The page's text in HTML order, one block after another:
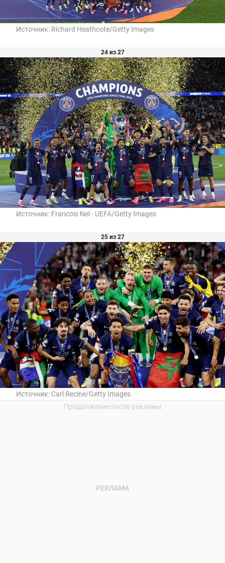
Источник: Richard Heathcote/Getty Images
24 из 27
Источник: Francois Nel - UEFA/Getty Images
25 из 27
Источник: Carl Recine/Getty Images